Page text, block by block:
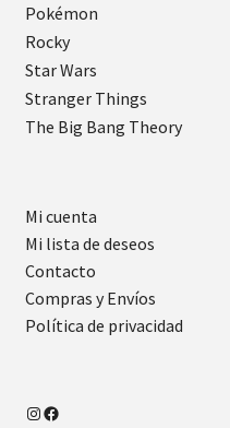
Pokémon
Rocky
Star Wars
Stranger Things
The Big Bang Theory
Mi cuenta
Mi lista de deseos
Contacto
Compras y Envíos
Política de privacidad